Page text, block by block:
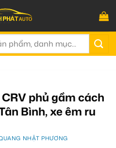
phủ gầm cách
Bình, xe êm ru
NHẬT PHƯƠNG